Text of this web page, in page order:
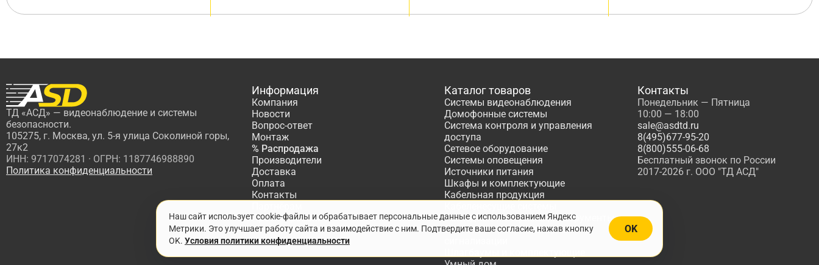
ТД «АСД» — видеонаблюдение и системы
безопасности.
105275, г. Москва, ул. 5-я улица Соколиной горы,
27к2
ИНН: 9717074281 · ОГРН: 1187746988890
Политика конфиденциальности
Информация
Компания
Новости
Вопрос-ответ
Монтаж
% Распродажа
Производители
Доставка
Оплата
Контакты
Проектирование
Каталог товаров
Системы видеонаблюдения
Домофонные системы
Система контроля и управления
доступа
Сетевое оборудование
Системы оповещения
Источники питания
Шкафы и комплектующие
Кабельная продукция
Расходные материалы, Инструменты
Системы охранно-пожарной
Контакты
Понедельник — Пятница
10:00 — 18:00
sale@asdtd.ru
8(495)677-95-20
8(800)555-06-68
Бесплатный звонок по России
2017-2026 г. ООО "ТД АСД"
Наш сайт использует cookie-файлы и обрабатывает персональные данные с использованием Яндекс
Метрики. Это улучшает работу сайта и взаимодействие с ним. Подтвердите ваше согласие, нажав кнопку
OK. Условия политики конфиденциальности
OK